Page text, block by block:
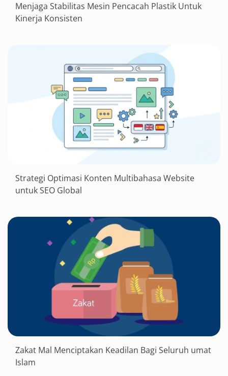
Menjaga Stabilitas Mesin Pencacah Plastik Untuk
Kinerja Konsisten
Strategi Optimasi Konten Multibahasa Website
untuk SEO Global
Zakat Mal Menciptakan Keadilan Bagi Seluruh umat
Islam